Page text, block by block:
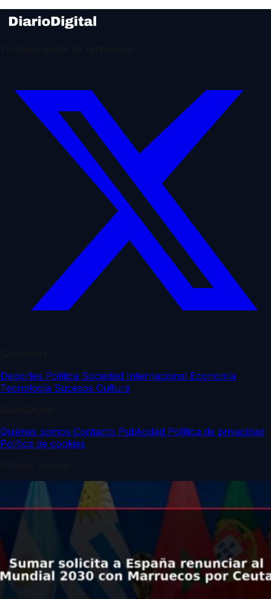
Deportes Política Sociedad Internacional Economía
Tecnología Sucesos Cultura
Quiénes somos Contacto Publicidad Política de privacidad
Política de cookies